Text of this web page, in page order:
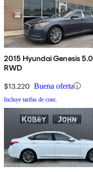
2015 Hyundai Genesis 5.0
RWD
$13,220 Buena oferta
Incluye tarifas de conc.